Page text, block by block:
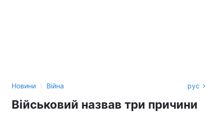
Новини › Війна рус
Військовий назвав три причини